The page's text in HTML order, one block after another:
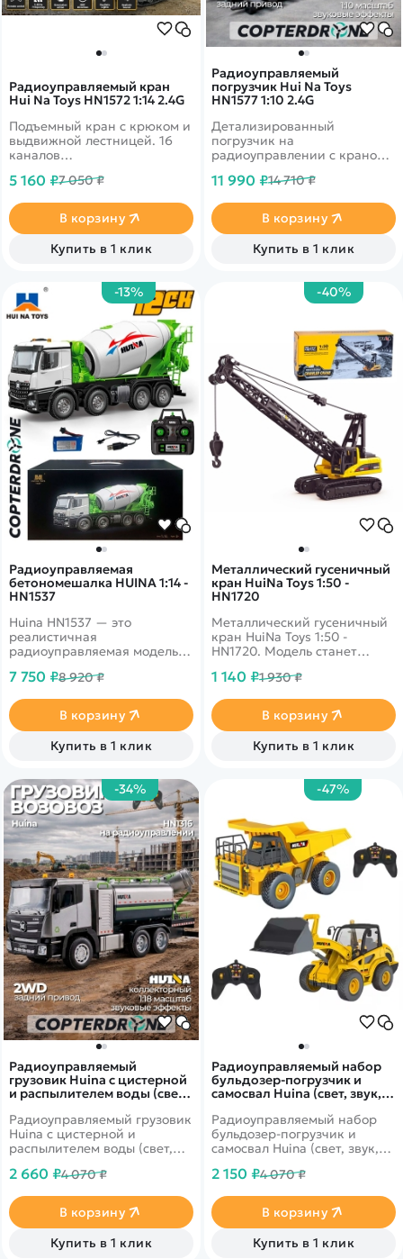
Радиоуправляемый кран
Hui Na Toys HN1572 1:14 2.4G
Подъемный кран с крюком и
выдвижной лестницей. 16
каналов
крана может изменять угол
вращается вокруг шасси
почти на 360 градусов. Кран
имеет гусеничный привод.
5 160 ₽7 050 ₽
В корзину
Купить в 1 клик
Радиоуправляемый
погрузчик Hui Na Toys
HN1577 1:10 2.4G
Детализированный
погрузчик на
радиоуправлении с краном с
погрузчиком в комплекте.
перемещать тяжелые
предметы. Его подъемный
механизм, вилы и крюк
выполнены из металла
11 990 ₽14 710 ₽
В корзину
Купить в 1 клик
-13%
Радиоуправляемая
бетономешалка HUINA 1:14 -
HN1537
Huina HN1537 — это
реалистичная
радиоуправляемая модель
1:14. Модель является
использованию (RTR) и
воспроизводит ключевую
функцию настоящей
техники — вращение
перемешивания. Это делает
её отличной игрушкой для
игровых строительных
сценариев и коллекционной
моделью для энтузиастов.
7 750 ₽8 920 ₽
В корзину
Купить в 1 клик
-40%
Металлический гусеничный
кран HuiNa Toys 1:50 -
HN1720
Металлический гусеничный
кран HuiNa Toys 1:50 -
HN1720. Модель станет
коллекцию уменьшенных
выполнена в масштабе 1:50 с
высокой точностью
передачи оригинальных
пропорций и особенностей
1 140 ₽1 930 ₽
В корзину
Купить в 1 клик
-34%
Радиоуправляемый
грузовик Huina с цистерной
и распылителем воды (свет,
Радиоуправляемый грузовик
Huina с цистерной и
распылителем воды (свет,
необычная модель грузовика
пара.
2 660 ₽4 070 ₽
В корзину
Купить в 1 клик
-47%
Радиоуправляемый набор
бульдозер-погрузчик и
самосвал Huina (свет, звук,
Радиоуправляемый набор
бульдозер-погрузчик и
самосвал Huina (свет, звук,
набор строительных машин
управлением для детей
включает в себя бульдозер-
погрузчик с дистанционным
управлением и
2 150 ₽4 070 ₽
В корзину
Купить в 1 клик